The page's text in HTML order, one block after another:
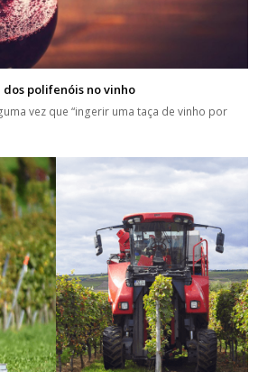
polifenóis no vinho
vez que “ingerir uma taça de vinho por